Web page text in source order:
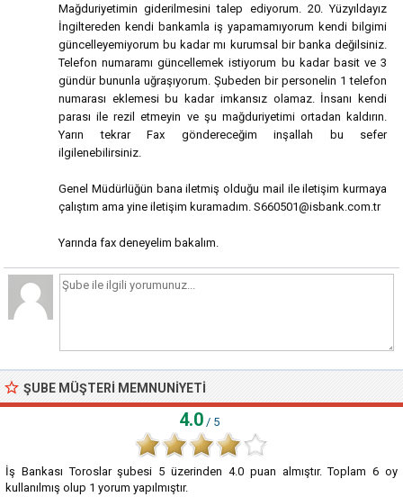
Mağduriyetimin giderilmesini talep ediyorum. 20. Yüzyıldayız
İngiltereden kendi bankamla iş yapamamıyorum kendi bilgimi
güncelleyemiyorum bu kadar mı kurumsal bir banka değilsiniz.
Telefon numaramı güncellemek istiyorum bu kadar basit ve 3
gündür bununla uğraşıyorum. Şubeden bir personelin 1 telefon
numarası eklemesi bu kadar imkansız olamaz. İnsanı kendi
parası ile rezil etmeyin ve şu mağduriyetimi ortadan kaldırın.
Yarın tekrar Fax göndereceğim inşallah bu sefer
ilgilenebilirsiniz.
Genel Müdürlüğün bana iletmiş olduğu mail ile iletişim kurmaya
çalıştım ama yine iletişim kuramadım. S660501@isbank.com.tr
Yarında fax deneyelim bakalım.
ŞUBE MÜŞTERI MEMNUNIYETI
4.0 / 5
İş Bankası Toroslar şubesi 5 üzerinden 4.0puan almıştır. Toplam6 oy
kullanılmış olup 1 yorum yapılmıştır.